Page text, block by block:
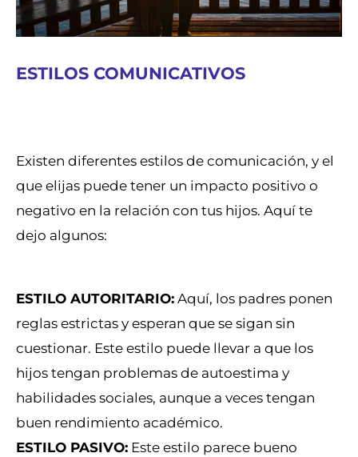
ESTILOS COMUNICATIVOS
Existen diferentes estilos de comunicación, y el
que elijas puede tener un impacto positivo o
negativo en la relación con tus hijos. Aquí te
dejo algunos:
ESTILO AUTORITARIO:Aquí, los padres ponen
reglas estrictas y esperan que se sigan sin
cuestionar. Este estilo puede llevar a que los
hijos tengan problemas de autoestima y
habilidades sociales, aunque a veces tengan
buen rendimiento académico.
ESTILO PASIVO: Este estilo parece bueno